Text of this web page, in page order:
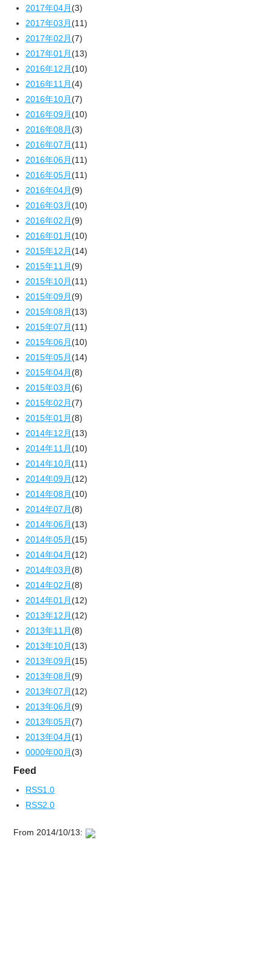
2017年04月(3)
2017年03月(11)
2017年02月(7)
2017年01月(13)
2016年12月(10)
2016年11月(4)
2016年10月(7)
2016年09月(10)
2016年08月(3)
2016年07月(11)
2016年06月(11)
2016年05月(11)
2016年04月(9)
2016年03月(10)
2016年02月(9)
2016年01月(10)
2015年12月(14)
2015年11月(9)
2015年10月(11)
2015年09月(9)
2015年08月(13)
2015年07月(11)
2015年06月(10)
2015年05月(14)
2015年04月(8)
2015年03月(6)
2015年02月(7)
2015年01月(8)
2014年12月(13)
2014年11月(10)
2014年10月(11)
2014年09月(12)
2014年08月(10)
2014年07月(8)
2014年06月(13)
2014年05月(15)
2014年04月(12)
2014年03月(8)
2014年02月(8)
2014年01月(12)
2013年12月(12)
2013年11月(8)
2013年10月(13)
2013年09月(15)
2013年08月(9)
2013年07月(12)
2013年06月(9)
2013年05月(7)
2013年04月(1)
0000年00月(3)
Feed
RSS1.0
RSS2.0
From 2014/10/13: